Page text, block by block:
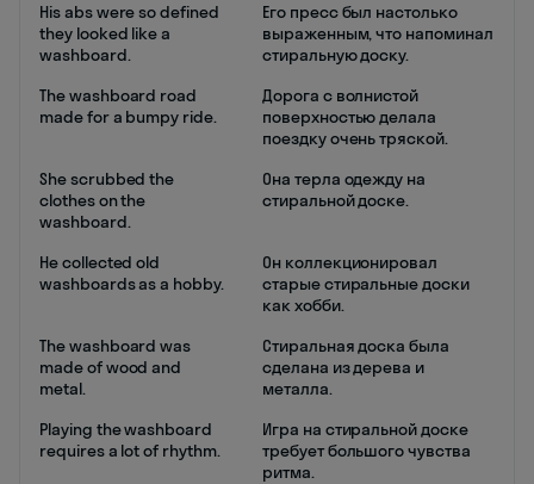
His abs were so defined
they looked like a
washboard.
Его пресс был настолько
выраженным, что напоминал
стиральную доску.
The washboard road
made for a bumpy ride.
Дорога с волнистой
поверхностью делала
поездку очень тряской.
She scrubbed the
clothes on the
washboard.
Она терла одежду на
стиральной доске.
He collected old
washboards as a hobby.
Он коллекционировал
старые стиральные доски
как хобби.
The washboard was
made of wood and
metal.
Стиральная доска была
сделана из дерева и
металла.
Playing the washboard
requires a lot of rhythm.
Игра на стиральной доске
требует большого чувства
ритма.